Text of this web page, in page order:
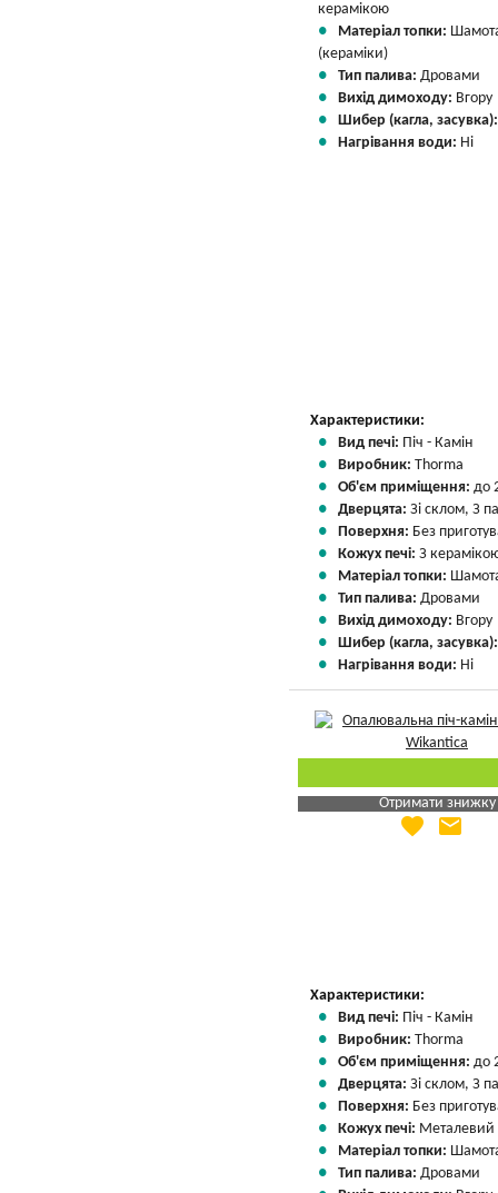
керамікою
Матеріал топки:
(кераміки)
Тип палива: Дровами
Вихід димоходу: Вгору
Шибер (кагла,
Нагрівання води: Ні
Характеристики:
Вид печі: Піч - Камін
Виробник: Thorma
Об'єм приміщення: до
Дверцята: Зі склом, З
Поверхня: Без
Кожух печі: З
Матеріал топки:
Тип палива: Дровами
Вихід димоходу: Вгору
Шибер (кагла,
Нагрівання води: Ні
Отримати знижку
Яка Ваша ціна
favorite email
Характеристики:
Вид печі: Піч - Камін
Виробник: Thorma
Об'єм приміщення: до
Дверцята: Зі склом, З
Поверхня: Без
Кожух печі: Металевий
Матеріал топки:
Тип палива: Дровами